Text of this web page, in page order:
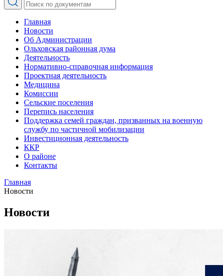
Главная
Новости
Об Администрации
Ольховская районная дума
Деятельность
Нормативно-справочная информация
Проектная деятельность
Медицина
Комиссии
Сельские поселения
Перепись населения
Поддержка семей граждан, призванных на военную
службу по частичной мобилизации
Инвестиционная деятельность
ККР
О районе
Контакты
Главная
Новости
Новости